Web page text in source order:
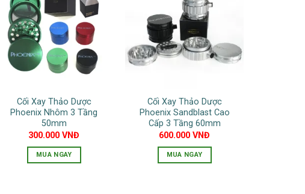
biến
thể.
Các
tùy
chọn
thể
được
chọn
trên
trang
biến
thể.
Các
tùy
được
chọn
trên
trang
sản
Cối Xay Thảo Dược
Phoenix Nhôm 3 Tầng
50mm
300.000VNĐ
MUA NGAY
Cối Xay Thảo Dược
Phoenix Sandblast Cao
Cấp 3 Tầng 60mm
600.000VNĐ
MUA NGAY